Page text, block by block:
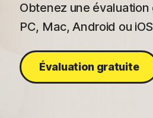
Obtenez une
PC, Mac, Android ou
Évaluation gratuite